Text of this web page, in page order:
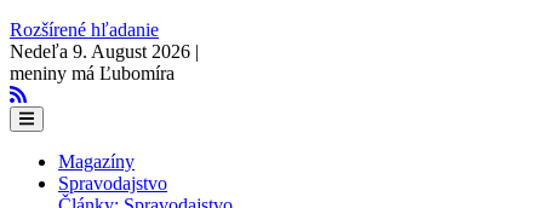
Rozšírené hľadanie
Nedeľa 9. August 2026 |
meniny má Ľubomíra
Magazíny
Spravodajstvo